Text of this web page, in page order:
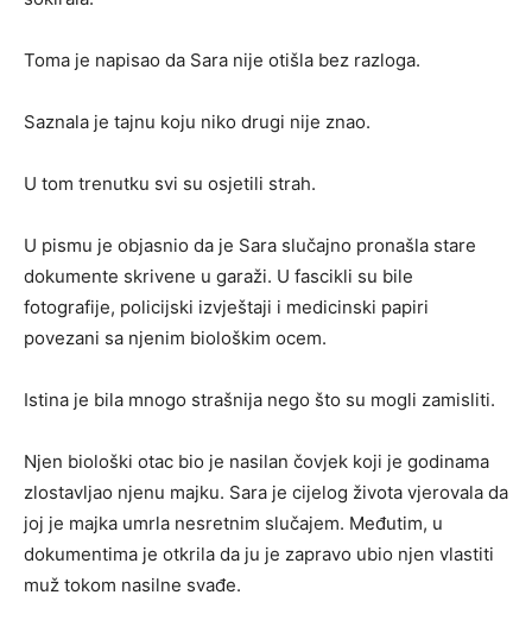
Toma je napisao da Sara nije otišla bez razloga.
Saznala je tajnu koju niko drugi nije znao.
U tom trenutku svi su osjetili strah.
U pismu je objasnio da je Sara slučajno pronašla stare
dokumente skrivene u garaži. U fascikli su bile
fotografije, policijski izvještaji i medicinski papiri
povezani sa njenim biološkim ocem.
Istina je bila mnogo strašnija nego što su mogli zamisliti.
Njen biološki otac bio je nasilan čovjek koji je godinama
zlostavljao njenu majku. Sara je cijelog života vjerovala da
joj je majka umrla nesretnim slučajem. Međutim, u
dokumentima je otkrila da ju je zapravo ubio njen vlastiti
muž tokom nasilne svađe.